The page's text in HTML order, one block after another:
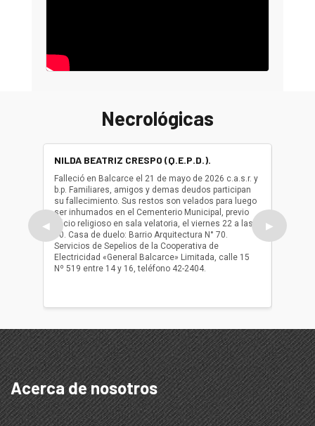
Necrológicas
◀
NILDA BEATRIZ CRESPO (Q.E.P.D.).
Falleció en Balcarce el 21 de mayo de 2026 c.a.s.r. y
b.p. Familiares, amigos y demas deudos participan
su fallecimiento. Sus restos son velados para luego
ser inhumados en el Cementerio Municipal, previo
oficio religioso en sala velatoria, el viernes 22 a las
10. Casa de duelo: Barrio Arquitectura N° 70.
Servicios de Sepelios de la Cooperativa de
Electricidad «General Balcarce» Limitada, calle 15
Nº 519 entre 14 y 16, teléfono 42-2404.
ser
oficio
▶
Acerca de nosotros